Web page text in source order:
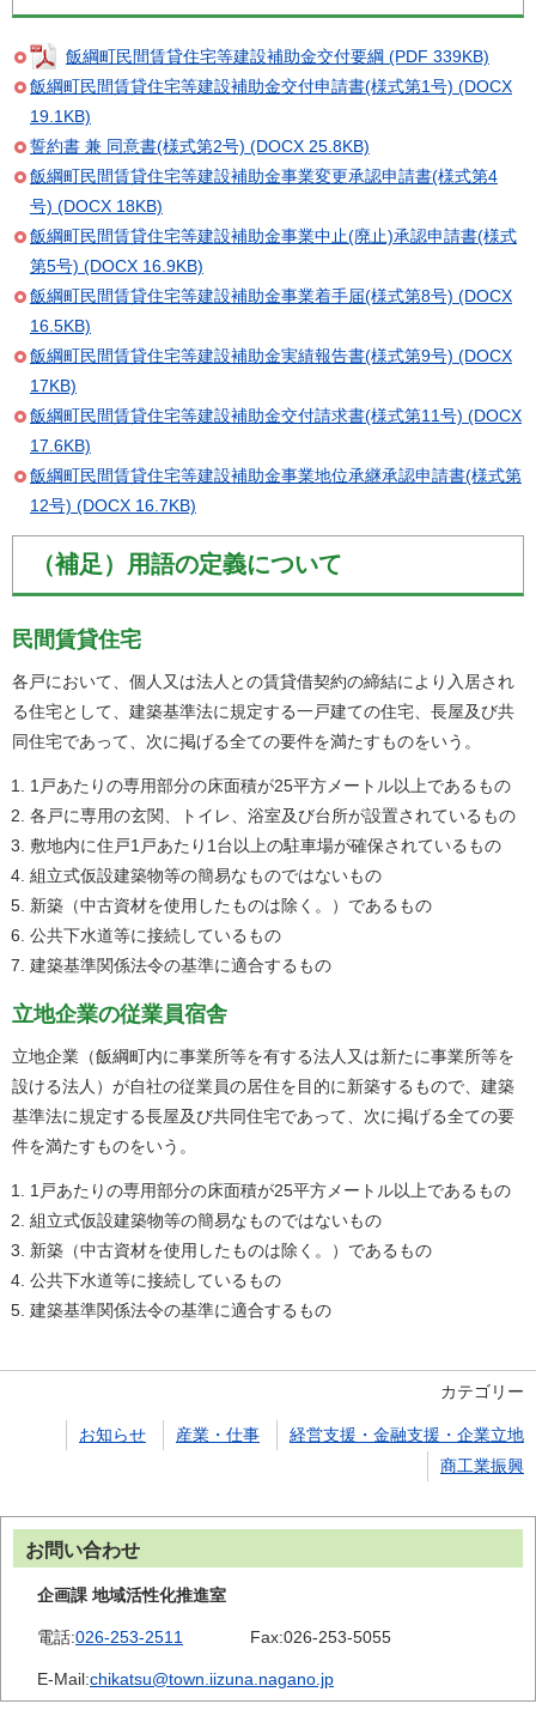
飯綱町民間賃貸住宅等建設補助金交付要綱 (PDF 339KB)
飯綱町民間賃貸住宅等建設補助金交付申請書(様式第1号) (DOCX
19.1KB)
誓約書 兼 同意書(様式第2号) (DOCX 25.8KB)
飯綱町民間賃貸住宅等建設補助金事業変更承認申請書(様式第4
号) (DOCX 18KB)
飯綱町民間賃貸住宅等建設補助金事業中止(廃止)承認申請書(様式
第5号) (DOCX 16.9KB)
飯綱町民間賃貸住宅等建設補助金事業着手届(様式第8号) (DOCX
16.5KB)
飯綱町民間賃貸住宅等建設補助金実績報告書(様式第9号) (DOCX
17KB)
飯綱町民間賃貸住宅等建設補助金交付請求書(様式第11号) (DOCX
17.6KB)
飯綱町民間賃貸住宅等建設補助金事業地位承継承認申請書(様式第
12号) (DOCX 16.7KB)
（補足）用語の定義について
民間賃貸住宅
各戸において、個人又は法人との賃貸借契約の締結により入居され
る住宅として、建築基準法に規定する一戸建ての住宅、長屋及び共
同住宅であって、次に掲げる全ての要件を満たすものをいう。
1戸あたりの専用部分の床面積が25平方メートル以上であるもの
各戸に専用の玄関、トイレ、浴室及び台所が設置されているもの
敷地内に住戸1戸あたり1台以上の駐車場が確保されているもの
組立式仮設建築物等の簡易なものではないもの
新築（中古資材を使用したものは除く。）であるもの
公共下水道等に接続しているもの
建築基準関係法令の基準に適合するもの
立地企業の従業員宿舎
立地企業（飯綱町内に事業所等を有する法人又は新たに事業所等を
設ける法人）が自社の従業員の居住を目的に新築するもので、建築
基準法に規定する長屋及び共同住宅であって、次に掲げる全ての要
件を満たすものをいう。
1戸あたりの専用部分の床面積が25平方メートル以上であるもの
組立式仮設建築物等の簡易なものではないもの
新築（中古資材を使用したものは除く。）であるもの
公共下水道等に接続しているもの
建築基準関係法令の基準に適合するもの
カテゴリー
お知らせ 産業・仕事
経営支援・金融支援・企業立地
商工業振興
お問い合わせ
企画課 地域活性化推進室
電話:026-253-2511 Fax:026-253-5055
E-Mail:chikatsu@town.iizuna.nagano.jp